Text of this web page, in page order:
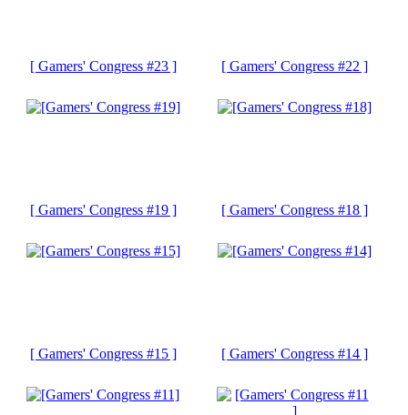
[ Gamers' Congress #23 ] [ Gamers' Congress #22 ]
[ Gamers' Congress #19 ] [ Gamers' Congress #18 ]
[ Gamers' Congress #15 ] [ Gamers' Congress #14 ]